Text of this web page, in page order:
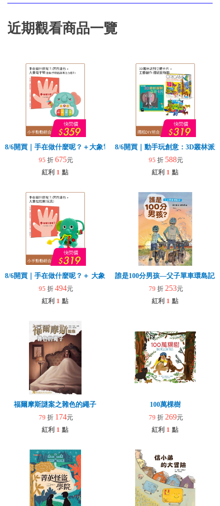
近期觀看商品一覽
8/6開買｜手在做什麼呢？＋大象電子琴
95 折 675元
紅利 1 點
8/6開買｜動手玩創意：3D叢林派
95 折 588元
紅利 1 點
8/6開買｜手在做什麼呢？＋ 大象拉拉樂(玩具)
95 折 494元
紅利 1 點
誰是100分男孩—父子單車環島記
79 折 253元
紅利 1 點
福爾摩斯謎案之雜色的繩子
79 折 174元
紅利 1 點
100萬棵樹
79 折 269元
紅利 1 點